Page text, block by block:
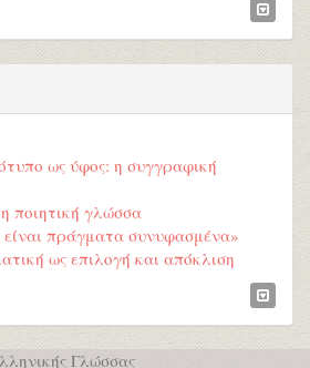
ως ύφος: η συγγραφική
ποιητική γλώσσα
πράγματα συνυφασμένα»
ως επιλογή και απόκλιση
Γλώσσας